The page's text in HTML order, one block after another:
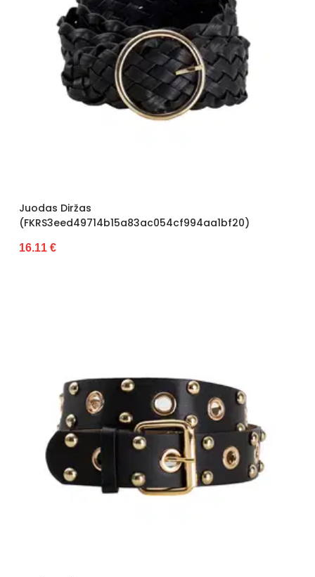
Juodas Diržas
(FKRS3eed49714b15a83ac054cf994aa1bf20)
16.11 €